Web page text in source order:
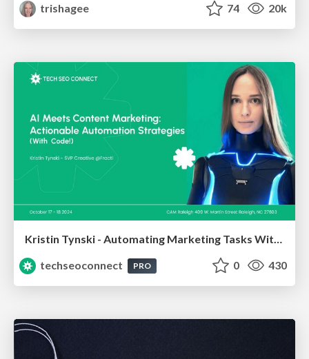
trishagee
74 20k
Kristin Tynski - Automating Marketing Tasks With AI
techseoconnect
PRO 0 430